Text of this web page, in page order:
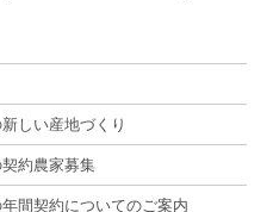
しい産地づくり
約農家募集
間契約についてのご案内